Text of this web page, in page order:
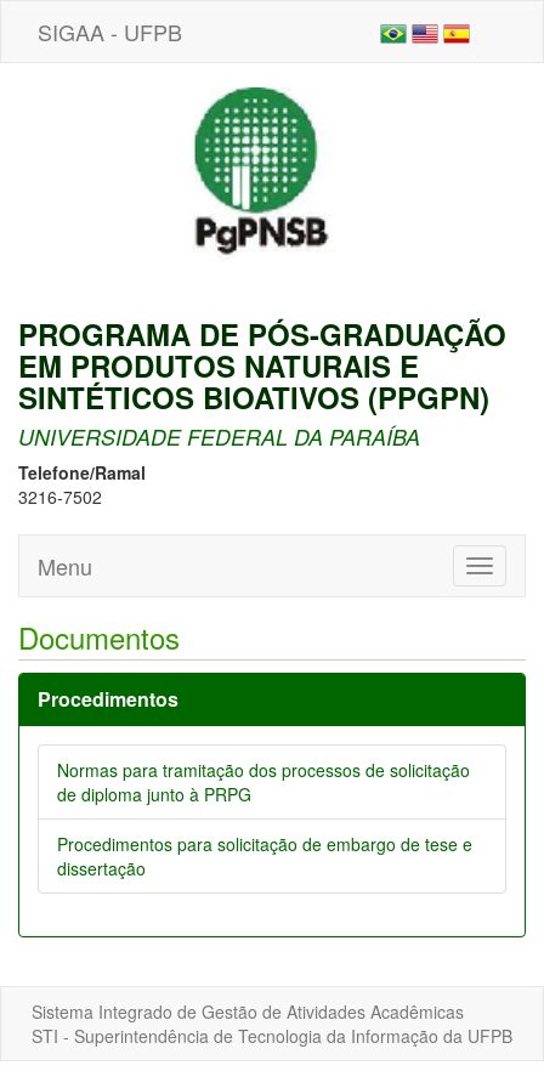
SIGAA - UFPB
PROGRAMA DE PÓS-GRADUAÇÃO
EM PRODUTOS NATURAIS E
SINTÉTICOS BIOATIVOS (PPGPN)
UNIVERSIDADE FEDERAL DA PARAÍBA
Telefone/Ramal
3216-7502
Toggle
Menu
Documentos
Procedimentos
Normas para tramitação dos processos de solicitação
de diploma junto à PRPG
Procedimentos para solicitação de embargo de tese e
dissertação
Sistema Integrado de Gestão de Atividades Acadêmicas
STI - Superintendência de Tecnologia da Informação da UFPB